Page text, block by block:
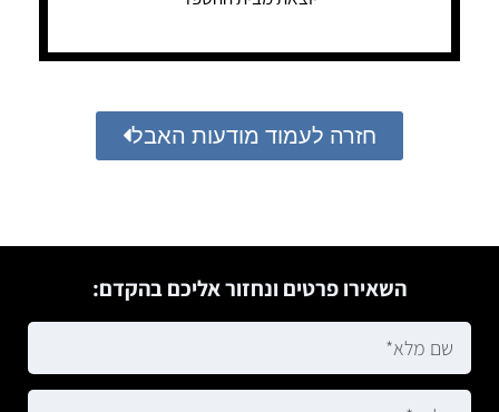
חזרה לעמוד מודעות האבל
השאירו פרטים ונחזור אליכם בהקדם: